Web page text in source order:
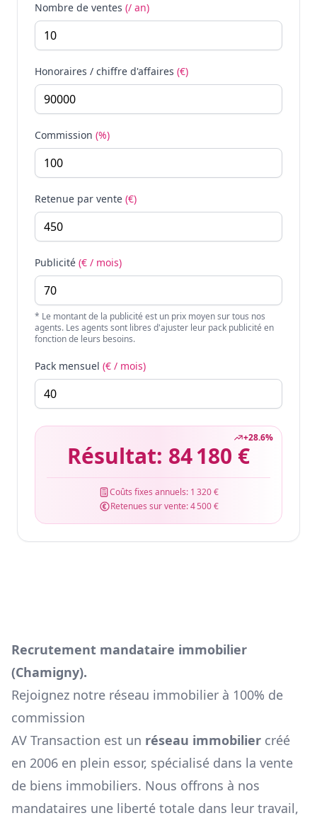
Nombre de ventes (/ an)
Honoraires / chiffre d'affaires (€)
Commission (%)
Retenue par vente (€)
Publicité (€ / mois)
* Le montant de la publicité est un prix moyen sur tous nos
agents. Les agents sont libres d'ajuster leur pack publicité en
fonction de leurs besoins.
Pack mensuel (€ / mois)
+28.6%
Résultat: 84 180 €
Coûts fixes annuels: 1 320 €
Retenues sur vente:4 500 €
Recrutement mandataire immobilier
(Chamigny).
Rejoignez notre réseau immobilier à 100% de
commission
AV Transaction est un réseau immobilier créé
en 2006 en plein essor, spécialisé dans la vente
de biens immobiliers. Nous offrons à nos
mandataires une liberté totale dans leur travail,